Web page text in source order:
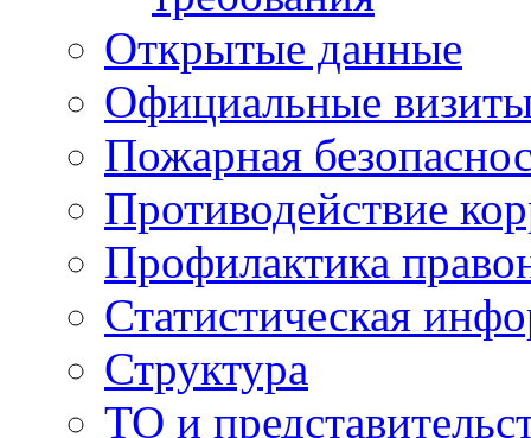
Открытые данные
Официальные
Пожарная
Противодействие
Профилактика
Статистическая
Структура
ТО и